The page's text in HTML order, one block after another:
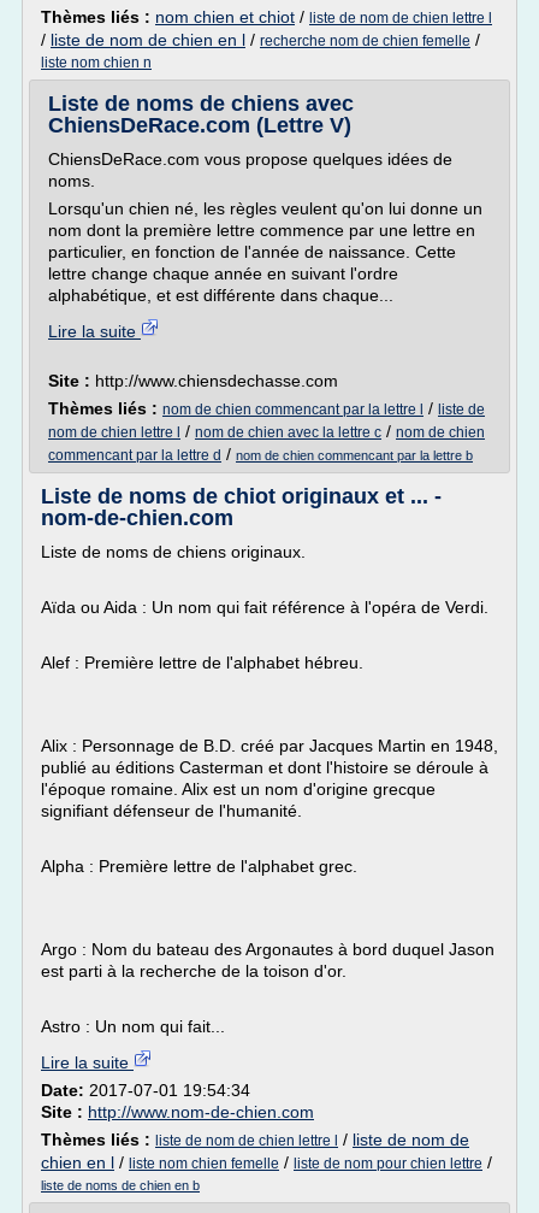
Thèmes liés : nom chien et chiot / liste de nom de chien lettre l
/ liste de nom de chien en l / recherche nom de chien femelle /
liste nom chien n
Liste de noms de chiens avec
ChiensDeRace.com (Lettre V)
ChiensDeRace.com vous propose quelques idées de
noms.
Lorsqu'un chien né, les règles veulent qu'on lui donne un
nom dont la première lettre commence par une lettre en
particulier, en fonction de l'année de naissance. Cette
lettre change chaque année en suivant l'ordre
alphabétique, et est différente dans chaque...
Lire la suite
Site : http://www.chiensdechasse.com
Thèmes liés : nom de chien commencant par la lettre l / liste de
nom de chien lettre l
/ nom de chien avec la lettre c / nom de chien
commencant par la lettre d / nom de chien commencant par la lettre b
Liste de noms de chiot originaux et ... -
nom-de-chien.com
Liste de noms de chiens originaux.
Aïda ou Aida : Un nom qui fait référence à l'opéra de Verdi.
Alef : Première lettre de l'alphabet hébreu.
Alix : Personnage de B.D. créé par Jacques Martin en 1948,
publié au éditions Casterman et dont l'histoire se déroule à
l'époque romaine. Alix est un nom d'origine grecque
signifiant défenseur de l'humanité.
Alpha : Première lettre de l'alphabet grec.
Argo : Nom du bateau des Argonautes à bord duquel Jason
est parti à la recherche de la toison d'or.
Astro : Un nom qui fait...
Lire la suite
Date: 2017-07-01 19:54:34
Site : http://www.nom-de-chien.com
Thèmes liés : liste de nom de chien lettre l / liste de nom de
chien en l / liste nom chien femelle / liste de nom pour chien lettre /
liste de noms de chien en b